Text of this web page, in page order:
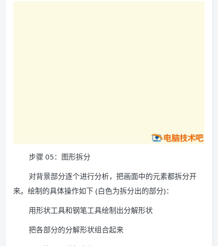
步骤 05：图形拆分
对背景部分逐个进行分析，把画面中的元素都拆分开
来。绘制的具体操作如下 (白色为拆分出的部分)：
用形状工具和钢笔工具绘制出分解形状
把各部分的分解形状组合起来